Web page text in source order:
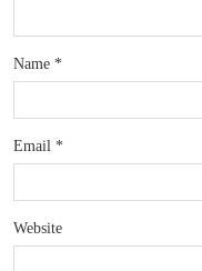
Name *
Email *
Website